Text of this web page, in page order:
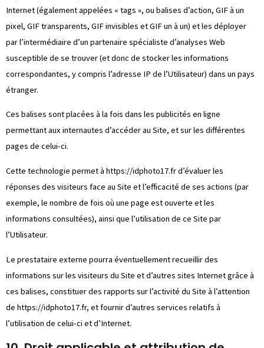
Internet (également appelées « tags », ou balises d’action, GIF à un
pixel, GIF transparents, GIF invisibles et GIF un à un) et les déployer
par l’intermédiaire d’un partenaire spécialiste d’analyses Web
susceptible de se trouver (et donc de stocker les informations
correspondantes, y compris l’adresse IP de l’Utilisateur) dans un pays
étranger.
Ces balises sont placées à la fois dans les publicités en ligne
permettant aux internautes d’accéder au Site, et sur les différentes
pages de celui-ci.
Cette technologie permet à https://idphoto17.frd’évaluer les
réponses des visiteurs face au Site et l’efficacité de ses actions (par
exemple, le nombre de fois où une page est ouverte et les
informations consultées), ainsi que l’utilisation de ce Site par
l’Utilisateur.
Le prestataire externe pourra éventuellement recueillir des
informations sur les visiteurs du Site et d’autres sites Internet grâce à
ces balises, constituer des rapports sur l’activité du Site à l’attention
de https://idphoto17.fr, et fournir d’autres services relatifs à
l’utilisation de celui-ci et d’Internet.